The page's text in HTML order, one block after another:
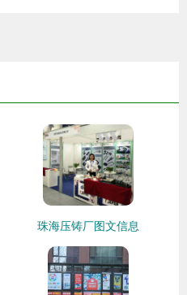
珠海压铸厂图文信息